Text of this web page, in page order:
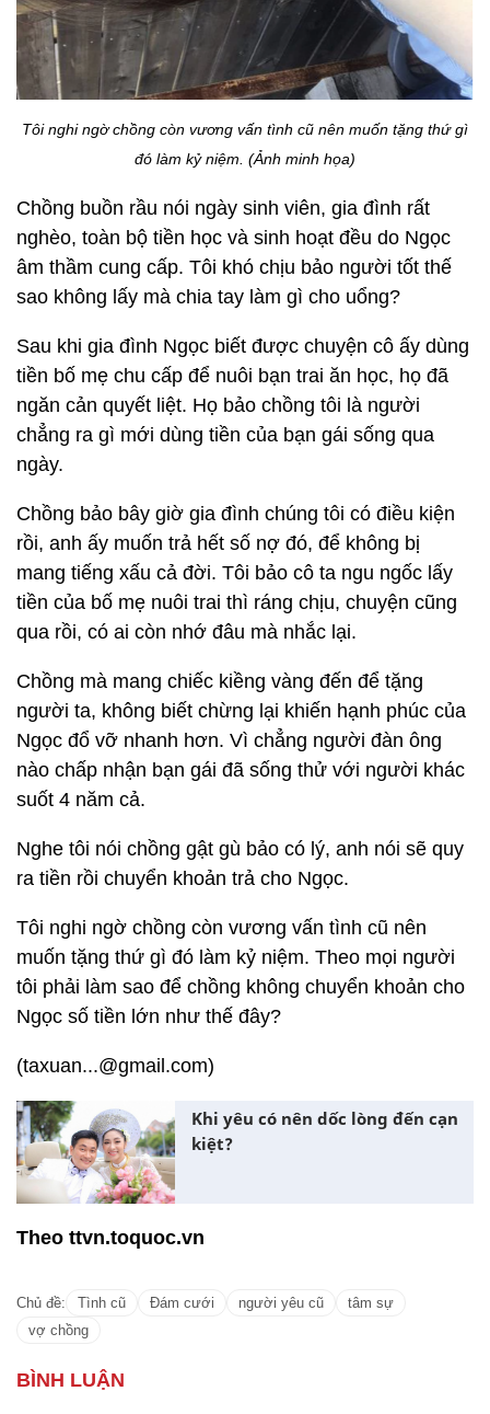
Tôi nghi ngờ chồng còn vương vấn tình cũ nên muốn tặng thứ gì
đó làm kỷ niệm. (Ảnh minh họa)
Chồng buồn rầu nói ngày sinh viên, gia đình rất
nghèo, toàn bộ tiền học và sinh hoạt đều do Ngọc
âm thầm cung cấp. Tôi khó chịu bảo người tốt thế
sao không lấy mà chia tay làm gì cho uổng?
Sau khi gia đình Ngọc biết được chuyện cô ấy dùng
tiền bố mẹ chu cấp để nuôi bạn trai ăn học, họ đã
ngăn cản quyết liệt. Họ bảo chồng tôi là người
chẳng ra gì mới dùng tiền của bạn gái sống qua
ngày.
Chồng bảo bây giờ gia đình chúng tôi có điều kiện
rồi, anh ấy muốn trả hết số nợ đó, để không bị
mang tiếng xấu cả đời. Tôi bảo cô ta ngu ngốc lấy
tiền của bố mẹ nuôi trai thì ráng chịu, chuyện cũng
qua rồi, có ai còn nhớ đâu mà nhắc lại.
Chồng mà mang chiếc kiềng vàng đến để tặng
người ta, không biết chừng lại khiến hạnh phúc của
Ngọc đổ vỡ nhanh hơn. Vì chẳng người đàn ông
nào chấp nhận bạn gái đã sống thử với người khác
suốt 4 năm cả.
Nghe tôi nói chồng gật gù bảo có lý, anh nói sẽ quy
ra tiền rồi chuyển khoản trả cho Ngọc.
Tôi nghi ngờ chồng còn vương vấn tình cũ nên
muốn tặng thứ gì đó làm kỷ niệm. Theo mọi người
tôi phải làm sao để chồng không chuyển khoản cho
Ngọc số tiền lớn như thế đây?
(taxuan...@gmail.com)
Khi yêu có nên dốc lòng đến cạn
kiệt?
Theo ttvn.toquoc.vn
Chủ đề: Tình cũ Đám cưới người yêu cũ
tâm sự
vợ chồng